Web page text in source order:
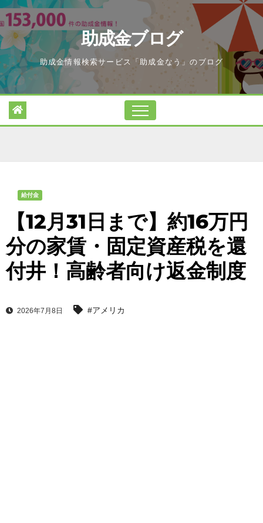
Skip
to
content
助成金ブログ
助成金情報検索サービス「助成金なう」のブログ
給付金
【12月31日まで】約16万円
分の家賃・固定資産税を還
付井！高齢者向け返金制度
2026年7月8日 #アメリカ